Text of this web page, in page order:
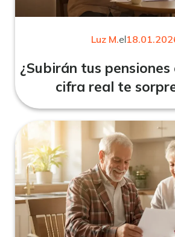
Luz M.el
¿Subirán tus pensiones
cifra real te